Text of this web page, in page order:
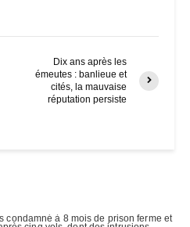
Dix ans après les
émeutes : banlieue et
cités, la mauvaise
réputation persiste